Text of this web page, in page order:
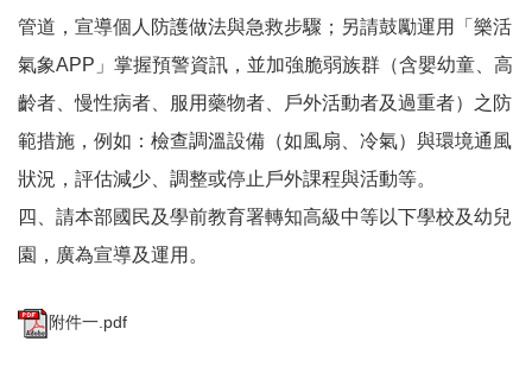
管道，宣導個人防護做法與急救步驟；另請鼓勵運用「樂活
氣象APP」掌握預警資訊，並加強脆弱族群（含嬰幼童、高
齡者、慢性病者、服用藥物者、戶外活動者及過重者）之防
範措施，例如：檢查調溫設備（如風扇、冷氣）與環境通風
狀況，評估減少、調整或停止戶外課程與活動等。
四、請本部國民及學前教育署轉知高級中等以下學校及幼兒
園，廣為宣導及運用。
附件一.pdf